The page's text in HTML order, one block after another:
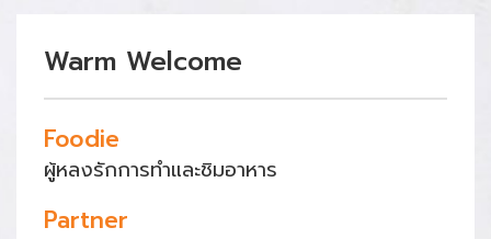
Warm Welcome
Foodie
ผู้หลงรักการทำและชิมอาหาร
Partner